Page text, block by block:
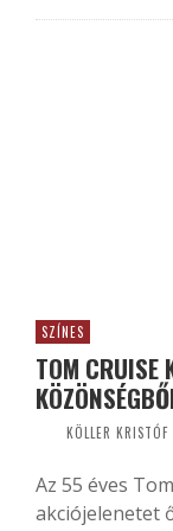
SZÍNES
TOM CRUISE
KÖLLER KRISTÓF
Az 55 éves
akciójelenetet